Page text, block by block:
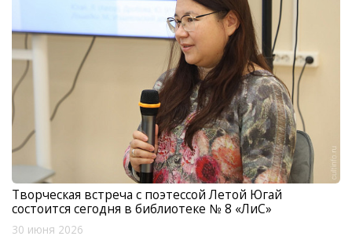
Творческая встреча с поэтессой Летой Югай
состоится сегодня в библиотеке № 8 «ЛиС»
30 июня 2026